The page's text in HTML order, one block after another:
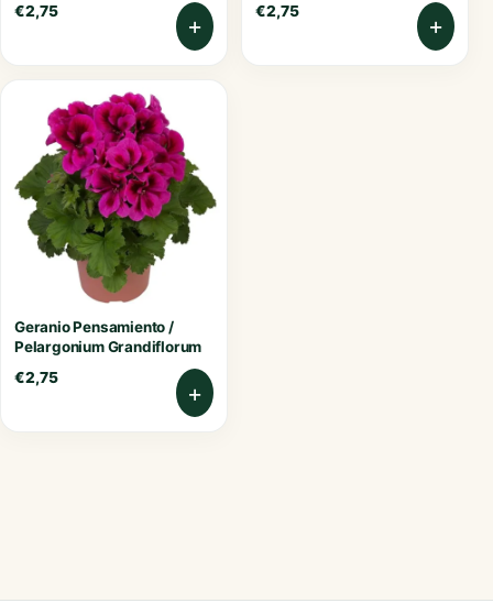
€2,75
+
€2,75
+
Geranio Pensamiento /
Pelargonium Grandiflorum
€2,75
+